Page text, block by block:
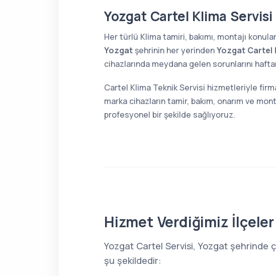
Yozgat Cartel Klima Servisi
Her türlü Klima tamiri, bakımı, montajı
Yozgat şehrinin her yerindenYozgat Cartel
cihazlarında meydana gelen sorunlarını
Cartel Klima Teknik Servisi hizmetleriyle
marka cihazların tamir, bakım, onarım ve
profesyonel bir şekilde sağlıyoruz.
Hizmet Verdiğimiz İlçeler
Yozgat Cartel Servisi, Yozgat şehrinde
şu şekildedir: